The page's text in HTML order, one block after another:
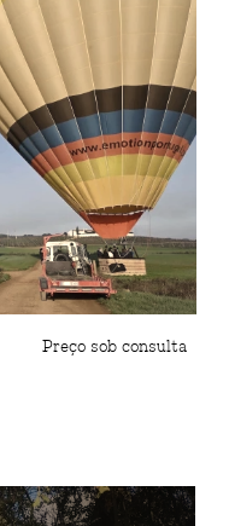
Preço sob consulta